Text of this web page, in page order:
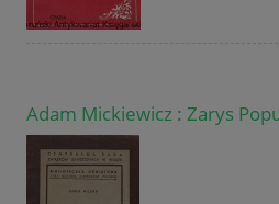
Adam Mickiewicz : Zarys